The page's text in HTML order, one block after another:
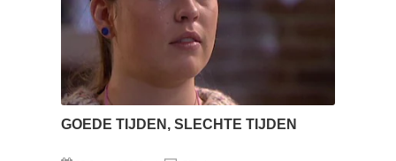
GOEDE TIJDEN, SLECHTE TIJDEN